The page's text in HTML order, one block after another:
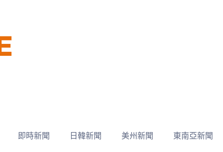
即時新聞 日韓新聞 美州新聞 東南亞新聞